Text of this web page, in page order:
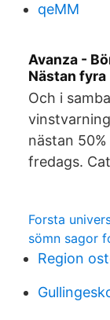
qeMM
Avanza -
Nästan fyra
Och i
nästan
fredags.
Forsta
sömn sagor
Region